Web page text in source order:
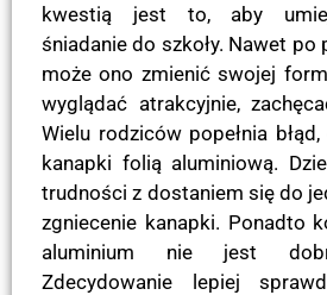
kwestią jest to, aby
śniadanie do szkoły. Nawet po
może ono zmienić swojej
wyglądać atrakcyjnie,
Wielu rodziców popełnia
kanapki folią aluminiową.
trudności z dostaniem się do
zgniecenie kanapki. Ponadto
aluminium nie jest
Zdecydowanie lepiej